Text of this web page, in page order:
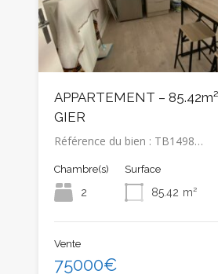
APPARTEMENT –
GIER
Référence du bien : TB1498…
Chambre(s)
2
Surface
85.42 m²
Vente
75000€